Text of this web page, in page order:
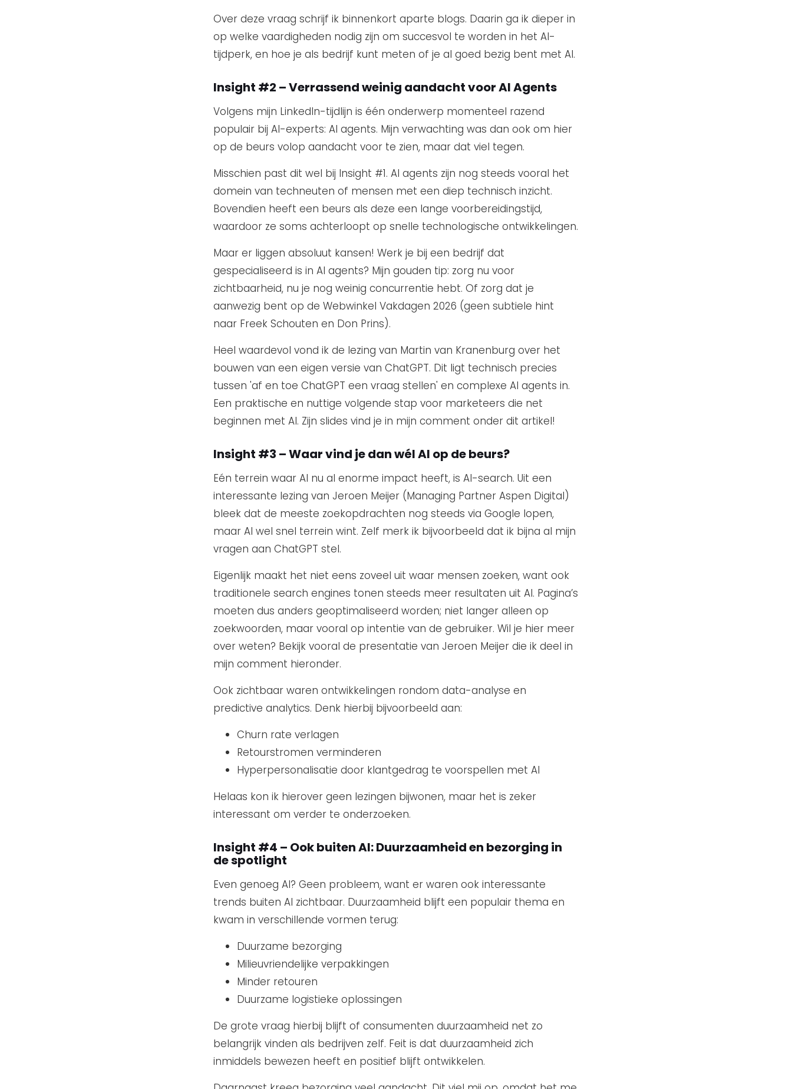
Over deze vraag schrijf ik binnenkort aparte blogs. Daarin ga ik dieper in
op welke vaardigheden nodig zijn om succesvol te worden in het AI-
tijdperk, en hoe je als bedrijf kunt meten of je al goed bezig bent met AI.
Insight #2 – Verrassend weinig aandacht voor AI Agents
Volgens mijn LinkedIn-tijdlijn is één onderwerp momenteel razend
populair bij AI-experts: AI agents. Mijn verwachting was dan ook om hier
op de beurs volop aandacht voor te zien, maar dat viel tegen.
Misschien past dit wel bij Insight #1. AI agents zijn nog steeds vooral het
domein van techneuten of mensen met een diep technisch inzicht.
Bovendien heeft een beurs als deze een lange voorbereidingstijd,
waardoor ze soms achterloopt op snelle technologische ontwikkelingen.
Maar er liggen absoluut kansen! Werk je bij een bedrijf dat
gespecialiseerd is in AI agents? Mijn gouden tip: zorg nu voor
zichtbaarheid, nu je nog weinig concurrentie hebt. Of zorg dat je
aanwezig bent op de Webwinkel Vakdagen 2026 (geen subtiele hint
naar Freek Schouten en Don Prins).
Heel waardevol vond ik de lezing van Martin van Kranenburg over het
bouwen van een eigen versie van ChatGPT. Dit ligt technisch precies
tussen 'af en toe ChatGPT een vraag stellen' en complexe AI agents in.
Een praktische en nuttige volgende stap voor marketeers die net
beginnen met AI. Zijn slides vind je in mijn comment onder dit artikel!
Insight #3 – Waar vind je dan wél AI op de beurs?
Eén terrein waar AI nu al enorme impact heeft, is AI-search. Uit een
interessante lezing van Jeroen Meijer (Managing Partner Aspen Digital)
bleek dat de meeste zoekopdrachten nog steeds via Google lopen,
maar AI wel snel terrein wint. Zelf merk ik bijvoorbeeld dat ik bijna al mijn
vragen aan ChatGPT stel.
Eigenlijk maakt het niet eens zoveel uit waar mensen zoeken, want ook
traditionele search engines tonen steeds meer resultaten uit AI. Pagina’s
moeten dus anders geoptimaliseerd worden; niet langer alleen op
zoekwoorden, maar vooral op intentie van de gebruiker. Wil je hier meer
over weten? Bekijk vooral de presentatie van Jeroen Meijer die ik deel in
mijn comment hieronder.
Ook zichtbaar waren ontwikkelingen rondom data-analyse en
predictive analytics. Denk hierbij bijvoorbeeld aan:
Churn rate verlagen
Retourstromen verminderen
Hyperpersonalisatie door klantgedrag te voorspellen met AI
Helaas kon ik hierover geen lezingen bijwonen, maar het is zeker
interessant om verder te onderzoeken.
Insight #4 – Ook buiten AI: Duurzaamheid en bezorging in
de spotlight
Even genoeg AI? Geen probleem, want er waren ook interessante
trends buiten AI zichtbaar. Duurzaamheid blijft een populair thema en
kwam in verschillende vormen terug:
Duurzame bezorging
Milieuvriendelijke verpakkingen
Minder retouren
Duurzame logistieke oplossingen
De grote vraag hierbij blijft of consumenten duurzaamheid net zo
belangrijk vinden als bedrijven zelf. Feit is dat duurzaamheid zich
inmiddels bewezen heeft en positief blijft ontwikkelen.